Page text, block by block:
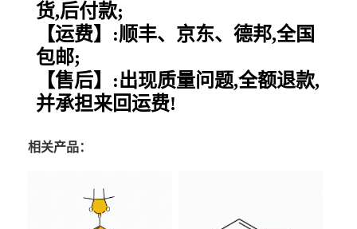
货,后付款;
【运费】:顺丰、京东、德邦,全国
包邮;
【售后】:出现质量问题,全额退款,
并承担来回运费!
相关产品：